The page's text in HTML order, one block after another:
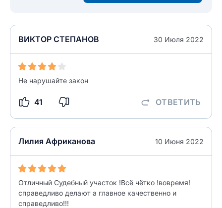
ВИКТОР СТЕПАНОВ 30 Июля 2022
Не нарушайте закон
41 ОТВЕТИТЬ
Лилия Африканова 10 Июня 2022
Отличный Судебный участок !Всё чётко !вовремя!
справедливо делают а главное качественно и
справедливо!!!
0/500
разрешить публикацию отзыва
0/500
разрешить публикацию отзыва
ОСТАВИТЬ ОТЗЫВ
Название населенного пункта
ЗАКРЫТЬ СОХРАНИТЬ